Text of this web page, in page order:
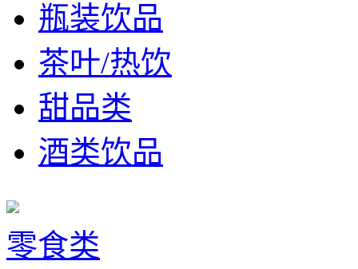
瓶装饮品
茶叶/热饮
甜品类
酒类饮品
零食类